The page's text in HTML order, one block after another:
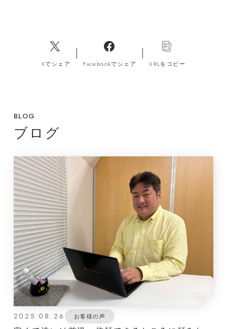
Xでシェア Facebookでシェア URLをコピー
BLOG
ブログ
2025.08.26 お客様の声